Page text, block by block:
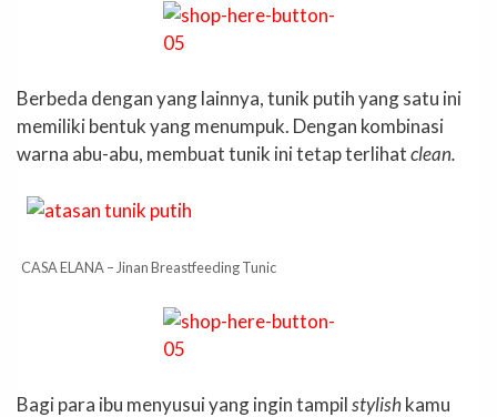
Berbeda dengan yang lainnya, tunik putih yang satu ini
memiliki bentuk yang menumpuk. Dengan kombinasi
warna abu-abu, membuat tunik ini tetap terlihatclean.
CASA ELANA – Jinan Breastfeeding Tunic
Bagi para ibu menyusui yang ingin tampilstylishkamu